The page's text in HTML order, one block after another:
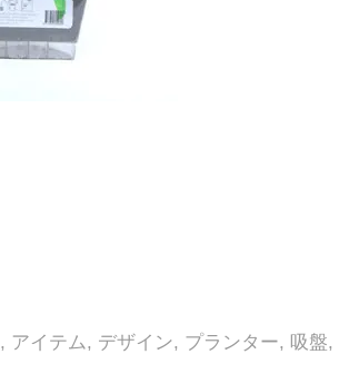
, アイテム, デザイン, プランター, 吸盤,